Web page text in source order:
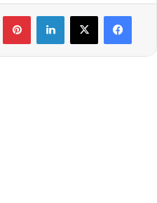
لينكدإن